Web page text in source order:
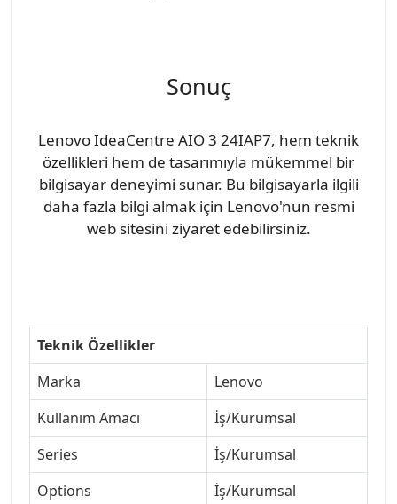
Sonuç
Lenovo IdeaCentre AIO 3 24IAP7, hem teknik
özellikleri hem de tasarımıyla mükemmel bir
bilgisayar deneyimi sunar. Bu bilgisayarla ilgili
daha fazla bilgi almak için Lenovo'nun resmi
web sitesini ziyaret edebilirsiniz.
Teknik Özellikler
Marka
Lenovo
Kullanım Amacı
İş/Kurumsal
Series
İş/Kurumsal
Options
İş/Kurumsal